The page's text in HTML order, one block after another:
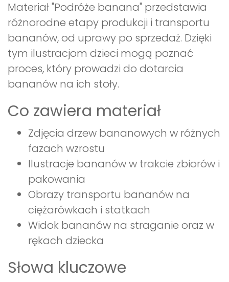
Materiał "Podróże banana" przedstawia
różnorodne etapy produkcji i transportu
bananów, od uprawy po sprzedaż. Dzięki
tym ilustracjom dzieci mogą poznać
proces, który prowadzi do dotarcia
bananów na ich stoły.
Co zawiera materiał
Zdjęcia drzew bananowych w różnych
fazach wzrostu
Ilustracje bananów w trakcie zbiorów i
pakowania
Obrazy transportu bananów na
ciężarówkach i statkach
Widok bananów na straganie oraz w
rękach dziecka
Słowa kluczowe